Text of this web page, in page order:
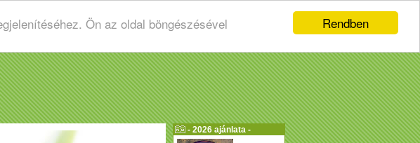
Rendben
Ön az oldal böngészésével
- 2026 ajánlata -